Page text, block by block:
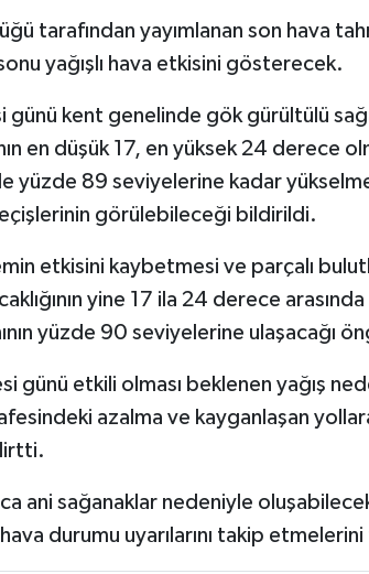
tarafından yayımlanan son hava
yağışlı hava etkisini gösterecek.
kent genelinde gök gürültülü
en düşük 17, en yüksek 24 derece
yüzde 89 seviyelerine kadar
görülebileceği bildirildi.
etkisini kaybetmesi ve parçalı
yine 17 ila 24 derece
yüzde 90 seviyelerine ulaşacağı
günü etkili olması beklenen yağış
azalma ve kayganlaşan
ani sağanaklar nedeniyle
durumu uyarılarını takip